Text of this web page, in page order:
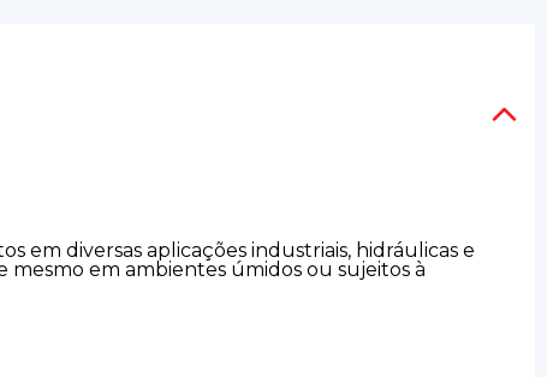
em diversas aplicações industriais, hidráulicas e
mesmo em ambientes úmidos ou sujeitos à